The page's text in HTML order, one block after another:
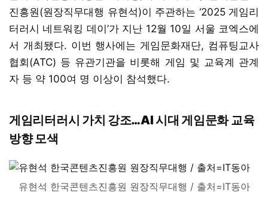
진흥원(원장직무대행 유현석)이 주관하는 ‘2025 게임리
터러시 네트워킹 데이’가 지난 12월 10일 서울 코엑스에
서 개최됐다. 이번 행사에는 게임문화재단, 컴퓨팅교사
협회(ATC) 등 유관기관을 비롯해 게임 및 교육계 관계
자 등 약 100여 명 이상이 참석했다.
게임리터러시 가치 강조…AI 시대 게임문화 교육
방향 모색
유현석 한국콘텐츠진흥원 원장직무대행 / 출처=IT동아